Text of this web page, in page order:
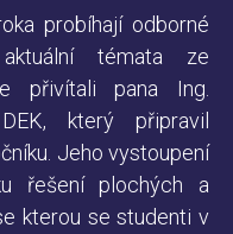
probíhají odborné
témata ze
přivítali pana Ing.
který připravil
Jeho vystoupení
řešení plochých a
kterou se studenti v